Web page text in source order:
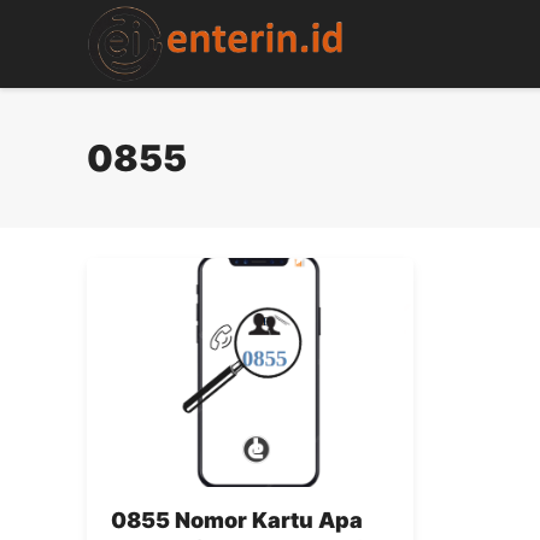
content
0855
0855 Nomor Kartu Apa